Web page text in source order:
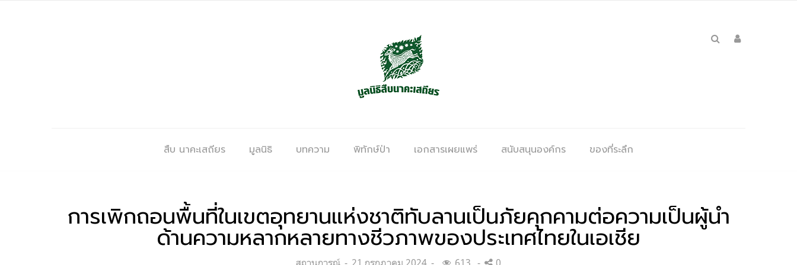
สืบ นาคะเสถียร มูลนิธิ บทความ พิทักษ์ป่า เอกสารเผยแพร่ สนับสนุนองค์กร ของที่ระลึก
การเพิกถอนพื้นที่ในเขตอุทยานแห่งชาติทับลานเป็นภัยคุกคามต่อความเป็นผู้นำ
ด้านความหลากหลายทางชีวภาพของประเทศไทยในเอเชีย
Categories:
สถานการณ์ Posted
21 กรกฎาคม 2024 613 0